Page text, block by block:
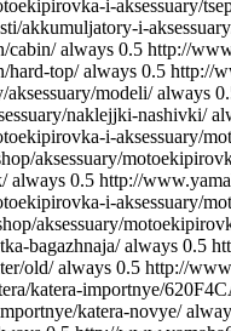
i-aksessuary/
akkumuljatory-i-
cabin/ always 0.5 http://
hard-top/ always 0.5 http://
aksessuary/modeli/ always
naklejjki-nashivki/
i-aksessuary/
aksessuary/
always 0.5 http://
i-aksessuary/
aksessuary/
bagazhnaja/ always 0.5
old/ always 0.5 http://
katera-importnye/
katera-novye/